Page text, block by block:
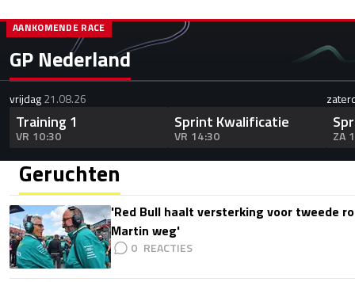
GP Nederland
AANKOMENDE RACE
vrijdag21.08.26
Training 1
VR 10:30
Sprint Kwalificatie
VR 14:30 ZA
Geruchten
'Red Bull haalt versterking voor tweede
Martin weg'
0